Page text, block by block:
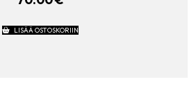
LISÄÄ OSTOSKORIIN